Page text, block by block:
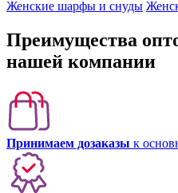
Женские шарфы и снуды
Преимущества
нашей компании
Принимаем дозаказы к